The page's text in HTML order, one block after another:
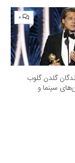
۰
گلدن گلوب
سینما و